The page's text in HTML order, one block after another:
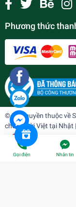
Phương thức
© Bản quyền thuộc về
cho người Việt tại Nhật
¥0
Gọi điện Nhắn tin